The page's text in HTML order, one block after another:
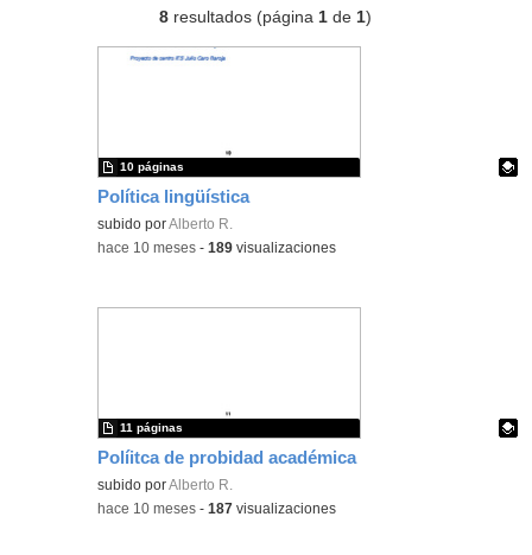
8 resultados (página1 de1)
Política lingüística
Contenido educativo.
subido porAlberto R.
10 páginas
-hace 10 meses -189 visualizaciones
Políitca de probidad académica
Contenido educativo.
subido porAlberto R.
11 páginas
-hace 10 meses -187 visualizaciones